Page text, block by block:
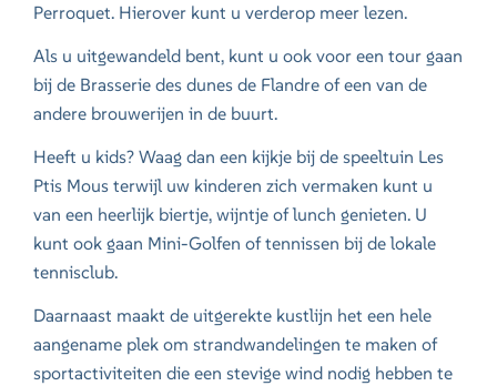
Perroquet. Hierover kunt u verderop meer lezen.
Als u uitgewandeld bent, kunt u ook voor een tour gaan
bij de Brasserie des dunes de Flandre of een van de
andere brouwerijen in de buurt.
Heeft u kids? Waag dan een kijkje bij de speeltuin Les
Ptis Mous terwijl uw kinderen zich vermaken kunt u
van een heerlijk biertje, wijntje of lunch genieten. U
kunt ook gaan Mini-Golfen of tennissen bij de lokale
tennisclub.
Daarnaast maakt de uitgerekte kustlijn het een hele
aangename plek om strandwandelingen te maken of
sportactiviteiten die een stevige wind nodig hebben te